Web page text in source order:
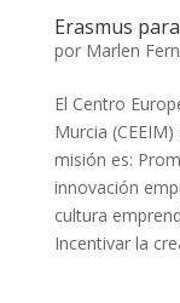
Erasmus
por Marlen
El Centro
Murcia
misión es:
innovación
cultura
Incentivar la